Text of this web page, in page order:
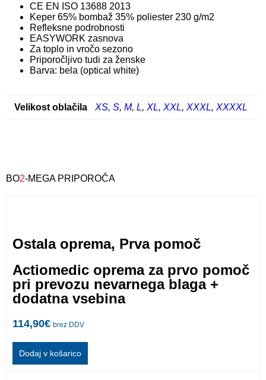
CE EN ISO 13688 2013
Keper 65% bombaž 35% poliester 230 g/m2
Refleksne podrobnosti
EASYWORK zasnova
Za toplo in vročo sezono
Priporočljivo tudi za ženske
Barva: bela (optical white)
Velikost oblačila XS, S, M, L, XL, XXL, XXXL, XXXXL
BO2-MEGA PRIPOROČA
Ostala oprema, Prva pomoč
Actiomedic oprema za prvo pomoč
pri prevozu nevarnega blaga +
dodatna vsebina
114,90€ brez DDV
Dodaj v košarico